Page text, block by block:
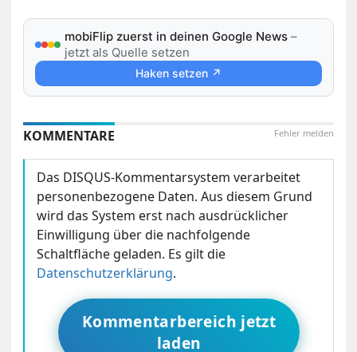
mobiFlip zuerst in deinen Google News –
jetzt als Quelle setzen
Haken setzen ↗
Fehler melden
KOMMENTARE
Das DISQUS-Kommentarsystem verarbeitet
personenbezogene Daten. Aus diesem Grund
wird das System erst nach ausdrücklicher
Einwilligung über die nachfolgende
Schaltfläche geladen. Es gilt die
Datenschutzerklärung.
Kommentarbereich jetzt
laden